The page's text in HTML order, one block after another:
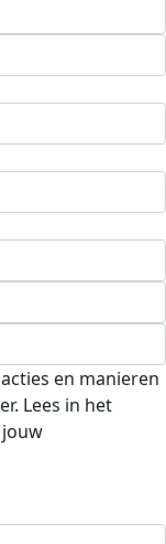
en manieren
Lees in het